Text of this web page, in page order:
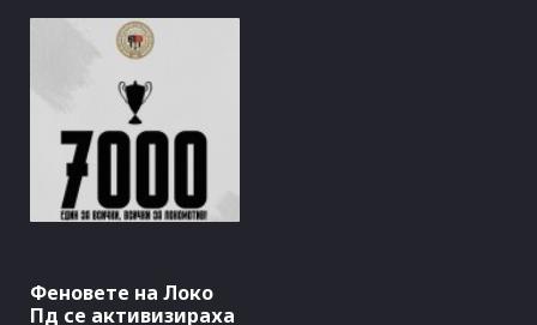
Феновете на Локо
Пд се активизираха